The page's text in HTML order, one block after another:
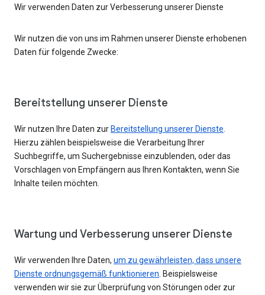
Wir verwenden Daten zur Verbesserung unserer Dienste
Wir nutzen die von uns im Rahmen unserer Dienste erhobenen
Daten für folgende Zwecke:
Bereitstellung unserer Dienste
Wir nutzen Ihre Daten zur Bereitstellung unserer Dienste
Hierzu zählen beispielsweise die Verarbeitung Ihrer
Suchbegriffe, um Suchergebnisse einzublenden, oder das
Vorschlagen von Empfängern aus Ihren Kontakten, wenn Sie
Inhalte teilen möchten.
Wartung und Verbesserung unserer Dienste
Wir verwenden Ihre Daten, um zu gewährleisten, dass unsere
Dienste ordnungsgemäß funktionieren . Beispielsweise
verwenden wir sie zur Überprüfung von Störungen oder zur